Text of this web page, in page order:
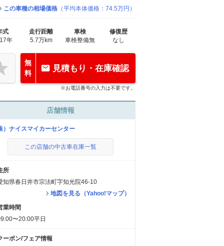
この車種の相場価格 （平均本体価格：74.5万円）
式
年
走行距離
5.7万km
車検
車検整備無
修復歴
なし
無
料
見積もり・在庫確認
※お電話番号の入力は不要です。
店舗情報
）ナイスマイカーセンター
この店舗の中古車在庫一覧
所
知県春日井市宗法町字知光院46-10
地図を見る（Yahoo!マップ）
業時間
〜20:00平日
ーポン/フェア情報